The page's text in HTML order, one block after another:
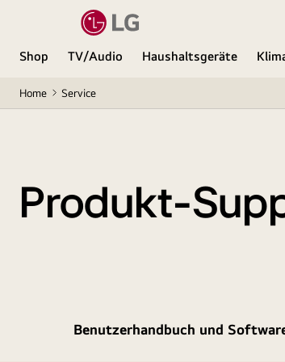
Shop TV/Audio Haushaltsgeräte
Home Service
Produkt-
Benutzerhandbuch und